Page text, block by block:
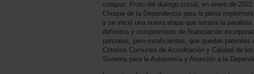
colapso. Fruto del dialogo social, en enero de
Choque de la Dependencia para la plena
y se inició una nueva etapa que rompía la
definidos y compromisos de financiación
parciales, pero insuficientes, que quedan patentes
Criterios Comunes de Acreditación y Calidad de
Sistema para la Autonomía y Atención a la